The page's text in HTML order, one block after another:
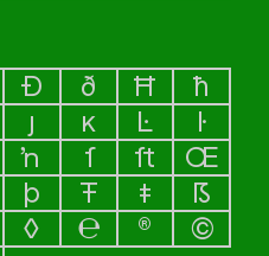
Ð ð Ħ
ħ
ȷ ĸ Ŀ
ŀ
ŉ ſ ﬅ
Œ
þ Ŧ ŧ
ẞ
◊ ℮ ®
©